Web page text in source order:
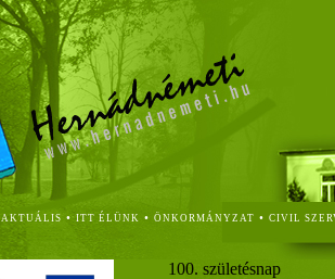
AKTUÁLIS • ITT ÉLÜNK • ÖNKORMÁNYZAT • CIVIL
100. születésnap